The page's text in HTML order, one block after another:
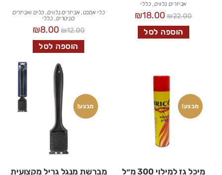
אביזרים נלווים,כללי
₪22.00
₪18.00
הוספה לסל
כלי אמבט,אביזרים נלווים, כלים ואביזרים
סניטרים,כללי
₪12.00
₪8.00
הוספה לסל
מבצע!
מיכל גז למילוי 300 מ״ל
מבצע!
מברשת מנגל גריל מקצועית